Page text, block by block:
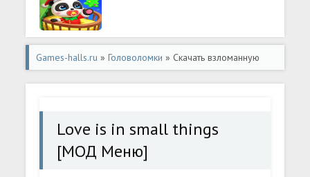
Games-halls.ru »Головоломки » Скачать взломанную
Love is in small things [МОД Меню] - стабильная версия
Love is in small things
[МОД Меню]